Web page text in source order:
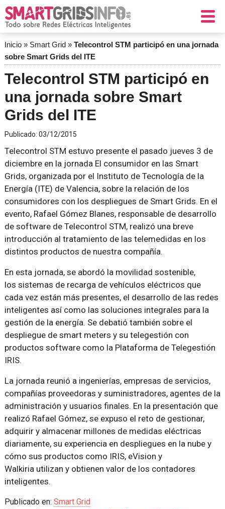
Inicio» Smart Grid» Telecontrol STM participó en una jornada
sobre Smart Grids del ITE
Telecontrol STM participó en
una jornada sobre Smart
Grids del ITE
Publicado: 03/12/2015
Telecontrol STM estuvo presente el pasado jueves 3 de
diciembre en la jornada El consumidor en las Smart
Grids, organizada por el Instituto de Tecnología de la
Energía (ITE) de Valencia, sobre la relación de los
consumidores con los despliegues de Smart Grids. En el
evento, Rafael Gómez Blanes, responsable de desarrollo
de software de Telecontrol STM, realizó una breve
introducción al tratamiento de las telemedidas en los
distintos productos de nuestra compañía.
En esta jornada, se abordó la movilidad sostenible,
los sistemas de recarga de vehículos eléctricos que
cada vez están más presentes, el desarrollo de las redes
inteligentes así como las soluciones integrales para la
gestión de la energía. Se debatió también sobre el
despliegue de smart meters y su telegestión con
productos software como la Plataforma de Telegestión
IRIS.
La jornada reunió a ingenierías, empresas de servicios,
compañías proveedoras y suministradores, agentes de la
administración y usuarios finales. En la presentación que
realizó Rafael Gómez, se expuso el reto de gestionar,
adquirir y almacenar millones de medidas eléctricas
diariamente, su experiencia en despliegues en la nube y
cómo sus productos como IRIS, eVision y
Walkiria utilizan y obtienen valor de los contadores
inteligentes.
Publicado en: Smart Grid